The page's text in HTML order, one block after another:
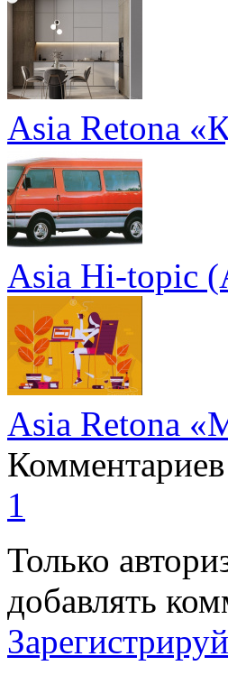
Asia Retona
Asia Hi-topic
Asia Retona
1
Только
добавлять